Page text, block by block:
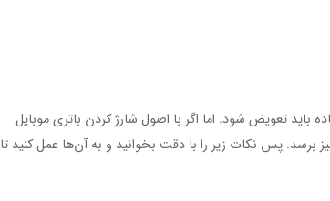
بعد از این مدت استفاده باید تعویض شود. اما اگر با اصول شارژ کردن باتری موبایل
پس نکات زیر را با دقت بخوانید و به آن‌ها عمل کنید تا